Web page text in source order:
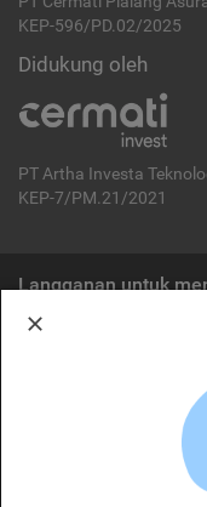
KEP-596/PD.02/2025
Didukung oleh
PT Artha Investa
KEP-7/PM.21/2021
Langganan untuk
Cermati merupakan
OJK. Oleh karena itu,
ditawarkan bukan
diterbitkan oleh Cermati